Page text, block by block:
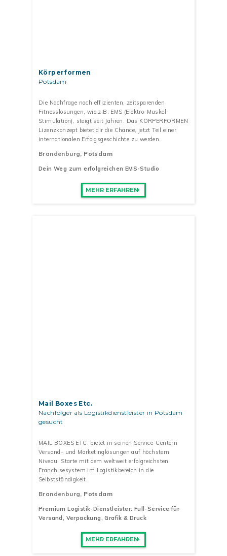
Körperformen
Potsdam
Die Nachfrage nach effizienten, zeitsparenden
Fitnesslösungen, wie z.B. EMS (Elektro-Muskel-
Stimulation), steigt seit Jahren. Das KÖRPERFORMEN
Lizenzkonzept bietet dir die Chance, jetzt Teil einer
internationalen Erfolgsgeschichte zu werden.
Brandenburg , Potsdam
Dein Weg zum erfolgreichen EMS-Studio
MEHR ERFAHREN
Mail Boxes Etc.
Nachfolger als Logistikdienstleister in Potsdam
gesucht
MAIL BOXES ETC. bietet in seinen Service-Centern
Versand- und Marketinglösungen auf höchstem
Niveau. Starte mit dem weltweit erfolgreichsten
Franchisesystem im Logistikbereich in die
Selbstständigkeit.
Brandenburg, Potsdam
Premium Logistik-Dienstleister: Full-Service für
Versand, Verpackung, Grafik & Druck
MEHR ERFAHREN